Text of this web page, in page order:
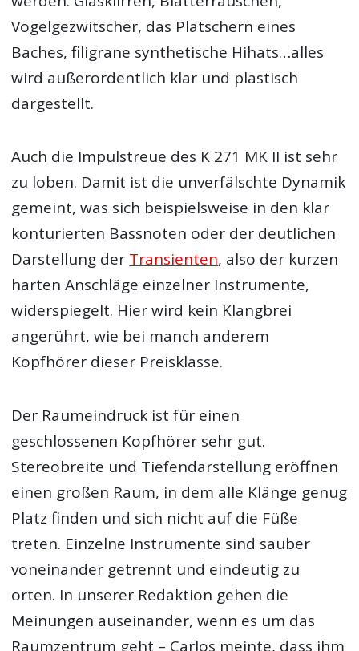
Vogelgezwitscher, das Plätschern eines
Baches, filigrane synthetische Hihats…alles
wird außerordentlich klar und plastisch
dargestellt.
Auch die Impulstreue des K 271 MK II ist sehr
zu loben. Damit ist die unverfälschte Dynamik
gemeint, was sich beispielsweise in den klar
konturierten Bassnoten oder der deutlichen
Darstellung der Transienten, also der kurzen
harten Anschläge einzelner Instrumente,
widerspiegelt. Hier wird kein Klangbrei
angerührt, wie bei manch anderem
Kopfhörer dieser Preisklasse.
Der Raumeindruck ist für einen
geschlossenen Kopfhörer sehr gut.
Stereobreite und Tiefendarstellung eröffnen
einen großen Raum, in dem alle Klänge genug
Platz finden und sich nicht auf die Füße
treten. Einzelne Instrumente sind sauber
voneinander getrennt und eindeutig zu
orten. In unserer Redaktion gehen die
Meinungen auseinander, wenn es um das
Raumzentrum geht – Carlos meinte, dass ihm